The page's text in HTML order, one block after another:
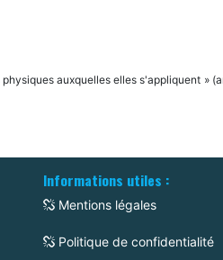
auxquelles elles s'appliquent »
Informations utiles :
Mentions légales
Politique de confidentialité